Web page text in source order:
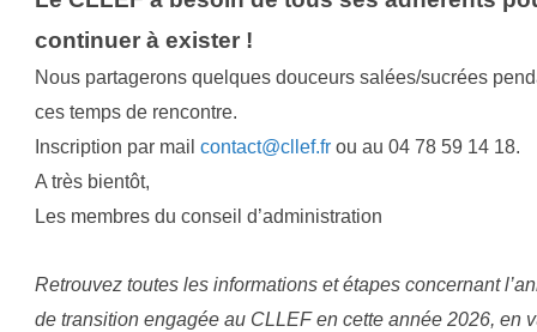
continuer à exister !
Nous partagerons quelques douceurs salées/sucrées
ces temps de rencontre.
Inscription par mail contact@cllef.fr ou au 04 78 59 14 18.
A très bientôt,
Les membres du conseil d’administration
Retrouvez toutes les informations et étapes concernant
de transition engagée au CLLEF en cette année 2026, en